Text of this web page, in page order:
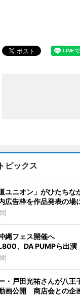
ピックス
ユニオン」がひたちな
広告枠を作品発表の場
縄フェス開催へ
、DA PUMPら出演
・戸田光祐さんが八王
画公開 商店会との企